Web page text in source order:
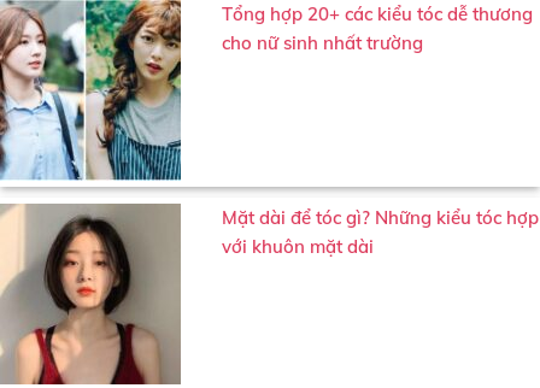
Tổng hợp 20+ các kiểu tóc dễ thương
cho nữ sinh nhất trường
Mặt dài để tóc gì? Những kiểu tóc hợp
với khuôn mặt dài